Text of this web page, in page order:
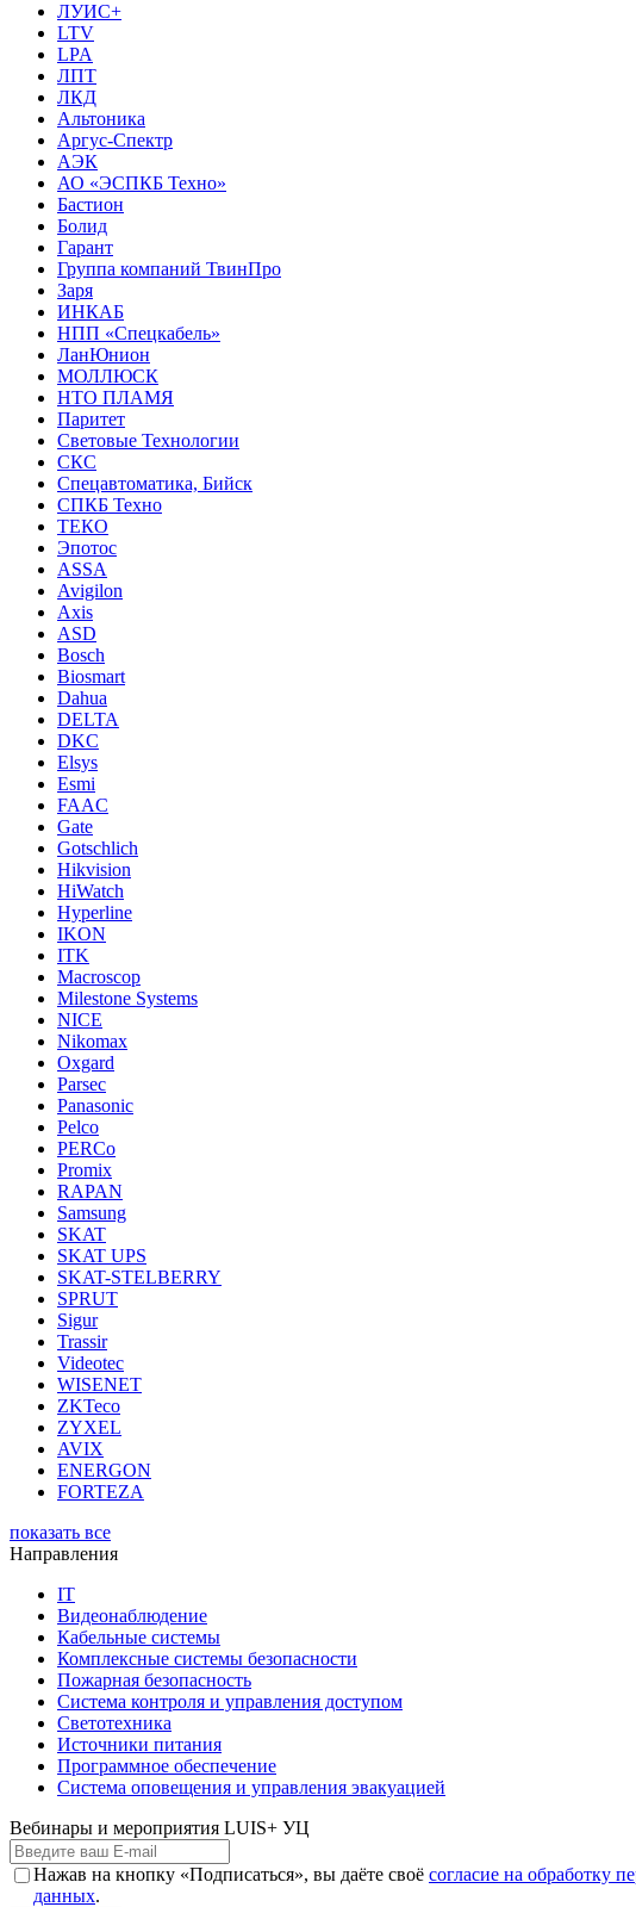
ЛУИС+
LTV
LPA
ЛПТ
ЛКД
Альтоника
Аргус-Спектр
АЭК
АО «ЭСПКБ Техно»
Бастион
Болид
Гарант
Группа компаний ТвинПро
Заря
ИНКАБ
НПП «Спецкабель»
ЛанЮнион
МОЛЛЮСК
НТО ПЛАМЯ
Паритет
Световые Технологии
СКС
Спецавтоматика, Бийск
СПКБ Техно
ТЕКО
Эпотос
ASSA
Avigilon
Axis
ASD
Bosch
Biosmart
Dahua
DELTA
DKC
Elsys
Esmi
FAAC
Gate
Gotschlich
Hikvision
HiWatch
Hyperline
IKON
ITK
Macroscop
Milestone Systems
NICE
Nikomax
Oxgard
Parsec
Panasonic
Pelco
PERCo
Promix
RAPAN
Samsung
SKAT
SKAT UPS
SKAT-STELBERRY
SPRUT
Sigur
Trassir
Videotec
WISENET
ZKTeco
ZYXEL
AVIX
ENERGON
FORTEZA
показать все
Направления
IT
Видеонаблюдение
Кабельные системы
Комплексные системы безопасности
Пожарная безопасность
Система контроля и управления доступом
Светотехника
Источники питания
Программное обеспечение
Система оповещения и управления эвакуацией
Вебинары и мероприятия LUIS+ УЦ
Нажав на кнопку «Подписаться», вы даёте своё согласие на обработку
данных.